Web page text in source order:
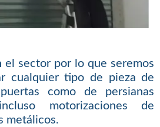
el sector por lo que seremos
cualquier tipo de pieza de
como de persianas
motorizaciones de
metálicos.